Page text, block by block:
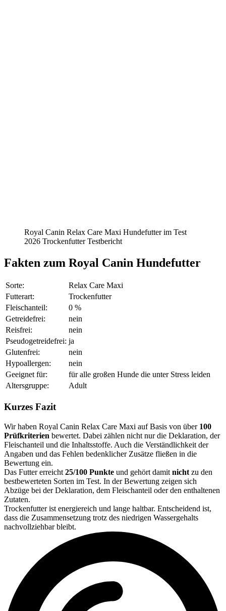
Royal Canin Relax Care Maxi Hundefutter im Test
2026 Trockenfutter Testbericht
Fakten zum Royal Canin Hundefutter
Sorte:
Relax Care Maxi
Futterart:
Trockenfutter
Fleischanteil:
0 %
Getreidefrei:
nein
Reisfrei:
nein
Pseudogetreidefrei: ja
Glutenfrei:
nein
Hypoallergen:
nein
Geeignet für:
für alle großen Hunde die unter Stress leiden
Altersgruppe:
Adult
Kurzes Fazit
Wir haben Royal Canin Relax Care Maxi auf Basis von über 100
Prüfkriterien bewertet. Dabei zählen nicht nur die Deklaration, der
Fleischanteil und die Inhaltsstoffe. Auch die Verständlichkeit der
Angaben und das Fehlen bedenklicher Zusätze fließen in die
Bewertung ein.
Das Futter erreicht 25/100 Punkte und gehört damit nicht zu den
bestbewerteten Sorten im Test. In der Bewertung zeigen sich
Abzüge bei der Deklaration, dem Fleischanteil oder den enthaltenen
Zutaten.
Trockenfutter ist energiereich und lange haltbar. Entscheidend ist,
dass die Zusammensetzung trotz des niedrigen Wassergehalts
nachvollziehbar bleibt.